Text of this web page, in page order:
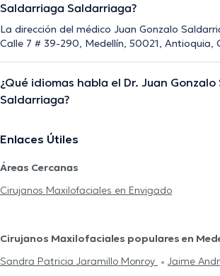
Saldarriaga Saldarriaga?
La dirección del médico Juan Gonzalo
Calle 7 # 39-290, Medellín, 50021, Antioquia,
¿Qué idiomas habla el Dr. Juan
Saldarriaga?
Enlaces Útiles
Áreas Cercanas
Cirujanos Maxilofaciales en Envigado
Cirujanos Maxilofaciales populares en
Sandra Patricia Jaramillo Monroy
Jaime